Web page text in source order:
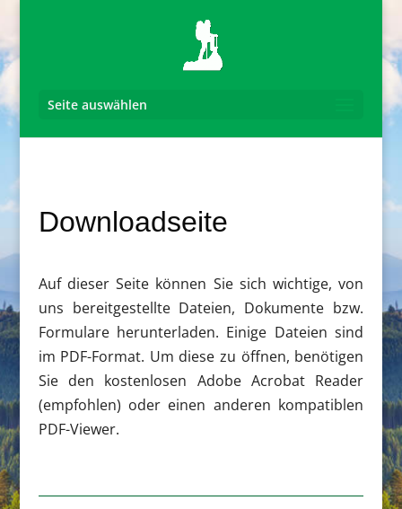
Seite auswählen
Downloadseite
Auf dieser Seite können Sie sich wichtige, von
uns bereitgestellte Dateien, Dokumente bzw.
Formulare herunterladen. Einige Dateien sind
im PDF-Format. Um diese zu öffnen, benötigen
Sie den kostenlosen Adobe Acrobat Reader
(empfohlen) oder einen anderen kompatiblen
PDF-Viewer.